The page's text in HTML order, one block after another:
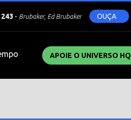
- Brubaker, Ed Brubaker OUÇA
APOIE O UNIVERSO HQ